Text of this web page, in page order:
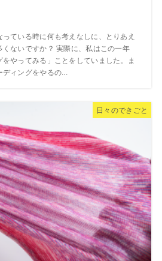
ている時に何も考えなしに、とりあえ
ないですか？ 実際に、私はこの一年
やってみる」ことをしていました。ま
ィングをやるの...
日々のできごと